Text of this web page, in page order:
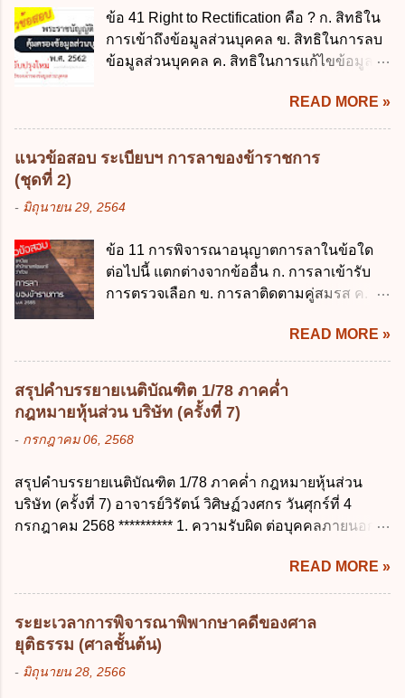
มีอำนาจแต่งตั้งพนักงานเจ้าหน้าที่ตามพระ
ราชบัญญัติคุ้มครองข้อมูลส่วนบุคคล พ.ศ.
2562 ก. นายกรัฐมนตรี ข. รัฐมนตรีว่าการ
กระทรวงดิจิทัลเพื่อเศร...
ราชการ พ.ศ. 2562 ออกโดยอาศัยกฎหมาย
แม่บทใด ก. พระราชบัญญัติวิธีการงบ
ประมาณ พ.ศ. 2561 ข. พระราชบัญญัติวินัย
บัญญัติเงินคงคลัง พ.ศ. 2491 ง. ระเบียบ
กระทรวงการคลัง ว่าด้วยการเบิกเงินจากคลัง
การรับเงิน การจ่ายเงิน การเก็บรักษาเงิน และ
สำรองจ่ายได้แห่งละไม่เกินเท่าใร ก. 100,000
บาท ข. 50,000 บาท ค. 30,000 บาท ง. 10,000
บาท ข้อ 4 ดอกเบี้ยที่เกิดจากการนำเงินทดรอง
ข้อ 41 Right to Rectification คือ ? ก. สิทธิใน
การเข้าถึงข้อมูลส่วนบุคคล ข. สิทธิในการลบ
ข้อมูลส่วนบุคคล ค. สิทธิในการแก้ไขข้อมูล
การประมวลผลข้อมูลส่วนบุคคล ข้อ 42 ผู้
ควบคุมข้อมูลส่วนบุคคลต้องแก้ไขข้อมูลส่วน
บุคคลตามหลักการข้อใด ก. ถูกต้อง เป็น
กฎหมายคุ้มครองข้อมูลส่วนบุคคล ในกรณีผู้
ข้อมูลส่วนบุคคลให้ถูกต้อง ก. ร้องทุกข์ ข. ร้อง
เรียน ค. อุทธรณ์ ง. ฟ้องร้อง ข้อ 44 หลักการ
สำคัญของสิทธิในการลบข้อมูลส่วนบุคคล คือ
ลบข้อมูลส่วนบุคคล ข. ขอให้ทำลายข้อมูล
ส่วนบุคคล ค. ทำให้ข้อมูลส่วนบุคคลไม่
สามารถระบุถึงตนได้ ง. ถูกทุกข้อ ข้อ 45
เงื่อนไข ในการใช้สิทธิลบข้อมูลส่วนบุคคล ข้อ
ส่วนบุคคลที่ไม่สมบูรณ์ ค. เจ้าของข้อมูลส่วน
บุคคลถอนความยินยอมในการเก็บรวบรวม
ใช้หรือเปิดเผยข้อมูลส่วนบุคคล ง. ข้อมูลส่วน
บุคคลได้ถูกใช้ประมวลผลโดยไม่ชอบด้วย
READ MORE »
แนวข้อสอบ ระเบียบฯ การลาของข้าราชการ
(ชุดที่ 2)
- มิถุนายน 29, 2564
ข้อ 11 การพิจารณาอนุญาตการลาในข้อใด
ต่อไปนี้ แตกต่างจากข้ออื่น ก. การลาเข้ารับ
การตรวจเลือก ข. การลาติดตามคู่สมรส ค.
ปฏิบัติการวิจัย หรือดูงาน ข้อ 12 ข้อใด ไม่ ถูก
ต้องเกี่ยวกับการลาไปช่วยเหลือภริยาที่คลอด
บุตร ก. ต้องเป็นภริยาโดยชอบด้วยกฎหมาย ข.
ลาได้เพียงครั้งเดียว ค. ต้องลาภายใน 90 วัน
นับแต่วันที่คลอดบุตร ง. ลาได้ครั้งหนึ่งติดต่อ
กันไม่เกิน 15 วันทำการ ข้อ 13 สิทธิลากิจส่วน
เกิน 90 วัน ข. ลาต่อเนื่องจากการคลอดบุตรได้
ไม่เกิน 90 วันทำการ ค. ลาได้ไม่เกิน 120 วัน
ง. ลาต่อเนื่องจากการคลอดบุตรได้ไม่เกิน 150
รัฐมนตรี ว่าด้วยการลาของข้าราชการ พ.ศ.
2555 กำหนดให้ข้าราชการที่รับราชการติดต่อ
กันมาแล้วไม่น้อยกว่า 10 ปี มีสิทธินำวันลาพัก
ผ่อนสะสมรวมกับวันลาพักผ่อนในปีปัจจุบันได้
READ MORE »
สรุปคำบรรยายเนติบัณฑิต 1/78 ภาคค่ำ
กฎหมายหุ้นส่วน บริษัท (ครั้งที่ 7)
- กรกฎาคม 06, 2568
สรุปคำบรรยายเนติบัณฑิต 1/78 ภาคค่ำ กฎหมายหุ้นส่วน
บริษัท (ครั้งที่ 7) อาจารย์วิรัตน์ วิศิษฏ์วงศกร วันศุกร์ที่ 4
กรกฎาคม 2568 ********** 1. ความรับผิด ต่อบุคคลภายนอก
คนใดคนหนึ่งได้จัดทำไปในทางที่เป็น ธรรมดาการค้าขาย
ของห้างหุ้นส่วน ม.1050 , 1025 โดยพิจารณาตามสภาพแห่ง
กิจการ การงานของห้าง และประเพณีทางการค้า -หุ้นส่วน
ต้องจัดการในนามของห้าง ไม่ว่าจะมีมูลเหตุจูงใจเพราะทุจริต
หรือมีอำนาจจัดการหรือไม่ก็ตาม จึงเป็นไปตามหลักกฎหมาย
ปิดปากหุ้นส่วนคนอื่น และหลักลูกหนี้ร่วมตามม.291 เพื่อ
READ MORE »
ระยะเวลาการพิจารณาพิพากษาคดีของศาล
ยุติธรรม (ศาลชั้นต้น)
- มิถุนายน 28, 2566